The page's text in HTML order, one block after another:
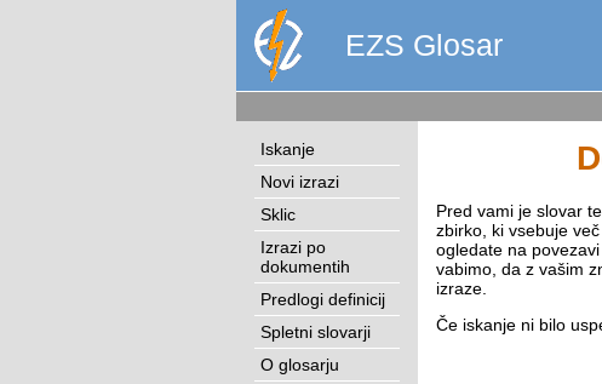
EZS Glosar
Iskanje
Novi izrazi
Sklic
Izrazi po
dokumentih
Predlogi definicij
Spletni slovarji
O glosarju
Pred vami je slovar
zbirko, ki vsebuje
ogledate na
vabimo, da z vašim
izraze.
Če iskanje ni bilo